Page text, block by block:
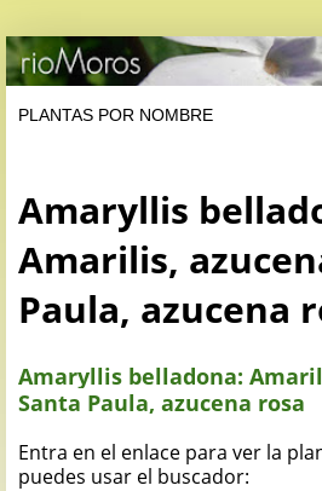
Amaryllis
Amarilis,
Paula, azucena
Amaryllis belladona:
Santa Paula, azucena rosa
Entra en el enlace para ver la
puedes usar el buscador: